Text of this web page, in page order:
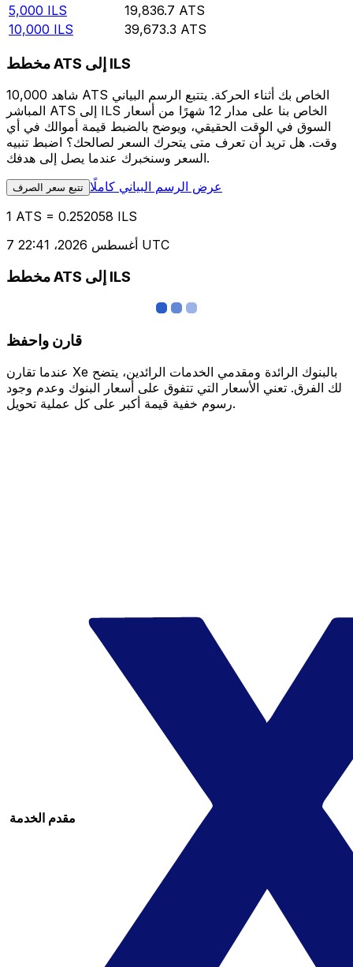
5,000 ILS 19,836.7 ATS
10,000 ILS 39,673.3 ATS
مخطط ATS إلى ILS
شاهد 10,000 ATS الخاص بك أثناء الحركة. يتتبع الرسم البياني
المباشر ATS إلى ILS الخاص بنا على مدار 12 شهرًا من أسعار
السوق في الوقت الحقيقي، ويوضح بالضبط قيمة أموالك في أي
وقت. هل تريد أن تعرف متى يتحرك السعر لصالحك؟ اضبط تنبيه
السعر وسنخبرك عندما يصل إلى هدفك.
تتبع سعر الصرف عرض الرسم البياني كاملًا
1 ATS = 0.252058 ILS
7 أغسطس 2026، 22:41 UTC
مخطط ATS إلى ILS
قارن واحفظ
عندما تقارن Xe بالبنوك الرائدة ومقدمي الخدمات الرائدين، يتضح
لك الفرق. تعني الأسعار التي تتفوق على أسعار البنوك وعدم وجود
رسوم خفية قيمة أكبر على كل عملية تحويل.
مقدم الخدمة